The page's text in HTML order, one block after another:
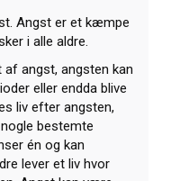
Angst er et kæmpe
i alle aldre.
angst, angsten kan
eller endda blive
liv efter angsten,
bestemte
én og kan
lever et liv hvor